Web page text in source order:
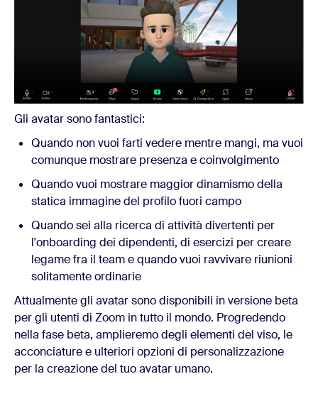
Gli avatar sono fantastici:
Quando non vuoi farti vedere mentre mangi, ma vuoi
comunque mostrare presenza e coinvolgimento
Quando vuoi mostrare maggior dinamismo della
statica immagine del profilo fuori campo
Quando sei alla ricerca di attività divertenti per
l'onboarding dei dipendenti, di esercizi per creare
legame fra il team e quando vuoi ravvivare riunioni
solitamente ordinarie
Attualmente gli avatar sono disponibili in versione beta
per gli utenti di Zoom in tutto il mondo. Progredendo
nella fase beta, amplieremo degli elementi del viso, le
acconciature e ulteriori opzioni di personalizzazione
per la creazione del tuo avatar umano.